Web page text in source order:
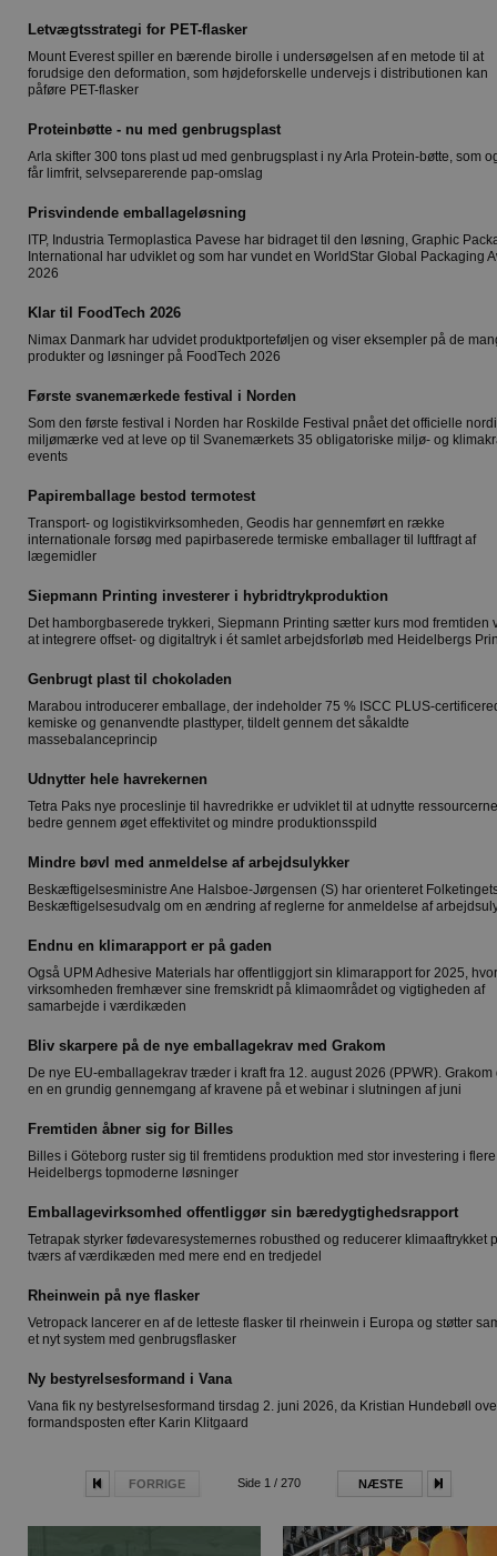
Letvægtsstrategi for PET-flasker
Mount Everest spiller en bærende birolle i undersøgelsen af en metode til at
forudsige den deformation, som højdeforskelle undervejs i distributionen kan
påføre PET-flasker
Proteinbøtte - nu med genbrugsplast
Arla skifter 300 tons plast ud med genbrugsplast i ny Arla Protein-bøtte, som
får limfrit, selvseparerende pap-omslag
Prisvindende emballageløsning
ITP, Industria Termoplastica Pavese har bidraget til den løsning, Graphic
International har udviklet og som har vundet en WorldStar Global Packaging
2026
Klar til FoodTech 2026
Nimax Danmark har udvidet produktporteføljen og viser eksempler på de
produkter og løsninger på FoodTech 2026
Første svanemærkede festival i Norden
Som den første festival i Norden har Roskilde Festival pnået det officielle
miljømærke ved at leve op til Svanemærkets 35 obligatoriske miljø- og
events
Papiremballage bestod termotest
Transport- og logistikvirksomheden, Geodis har gennemført en række
internationale forsøg med papirbaserede termiske emballager til luftfragt af
lægemidler
Siepmann Printing investerer i hybridtrykproduktion
Det hamborgbaserede trykkeri, Siepmann Printing sætter kurs mod fremtiden
at integrere offset- og digitaltryk i ét samlet arbejdsforløb med Heidelbergs
Genbrugt plast til chokoladen
Marabou introducerer emballage, der indeholder 75 % ISCC PLUS-
kemiske og genanvendte plasttyper, tildelt gennem det såkaldte
massebalanceprincip
Udnytter hele havrekernen
Tetra Paks nye proceslinje til havredrikke er udviklet til at udnytte ressourcerne
bedre gennem øget effektivitet og mindre produktionsspild
Mindre bøvl med anmeldelse af arbejdsulykker
Beskæftigelsesministre Ane Halsboe-Jørgensen (S) har orienteret
Beskæftigelsesudvalg om en ændring af reglerne for anmeldelse af
Endnu en klimarapport er på gaden
Også UPM Adhesive Materials har offentliggjort sin klimarapport for 2025, hvor
virksomheden fremhæver sine fremskridt på klimaområdet og vigtigheden af
samarbejde i værdikæden
Bliv skarpere på de nye emballagekrav med Grakom
De nye EU-emballagekrav træder i kraft fra 12. august 2026 (PPWR). Grakom
en en grundig gennemgang af kravene på et webinar i slutningen af juni
Fremtiden åbner sig for Billes
Billes i Göteborg ruster sig til fremtidens produktion med stor investering i
Heidelbergs topmoderne løsninger
Emballagevirksomhed offentliggør sin bæredygtighedsrapport
Tetrapak styrker fødevaresystemernes robusthed og reducerer klimaaftrykket
tværs af værdikæden med mere end en tredjedel
Rheinwein på nye flasker
Vetropack lancerer en af de letteste flasker til rheinwein i Europa og støtter
et nyt system med genbrugsflasker
Ny bestyrelsesformand i Vana
Vana fik ny bestyrelsesformand tirsdag 2. juni 2026, da Kristian Hundebøll
formandsposten efter Karin Klitgaard
FORRIGE Side 1 / 270 NÆSTE